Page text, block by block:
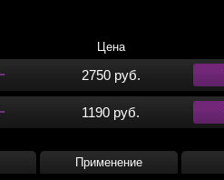
Цена
2750 руб.
1190 руб.
Применение